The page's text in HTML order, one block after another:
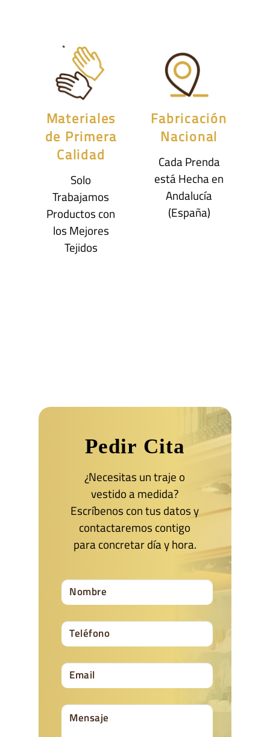
Materiales
de Primera
Calidad
Solo
Trabajamos
Productos con
los Mejores
Tejidos
Fabricación
Nacional
Cada Prenda
está Hecha en
Andalucía
(España)
Pedir Cita
¿Necesitas un traje o
vestido a medida?
Escríbenos con tus datos y
contactaremos contigo
para concretar día y hora.